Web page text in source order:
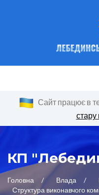
Сайт працює в
стару
КП
Головна Влада
Структура виконавчого